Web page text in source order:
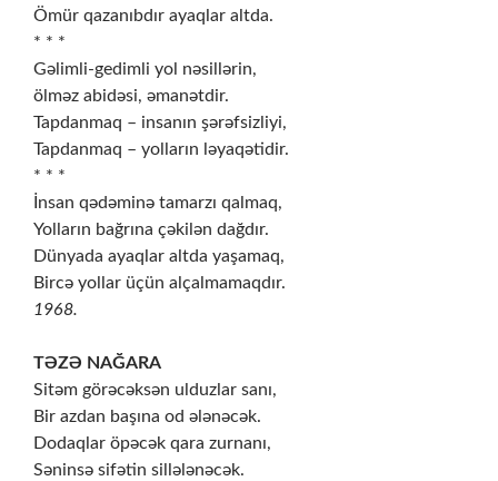
Ömür qazanıbdır ayaqlar altda.
* * *
Gəlimli-gedimli yol nəsillərin,
ölməz abidəsi, əmanətdir.
Tapdanmaq – insanın şərəfsizliyi,
Tapdanmaq – yolların ləyaqətidir.
* * *
İnsan qədəminə tamarzı qalmaq,
Yolların bağrına çəkilən dağdır.
Dünyada ayaqlar altda yaşamaq,
Bircə yollar üçün alçalmamaqdır.
1968.
TƏZƏ NAĞARA
Sitəm görəcəksən ulduzlar sanı,
Bir azdan başına od ələnəcək.
Dodaqlar öpəcək qara zurnanı,
Səninsə sifətin sillələnəcək.